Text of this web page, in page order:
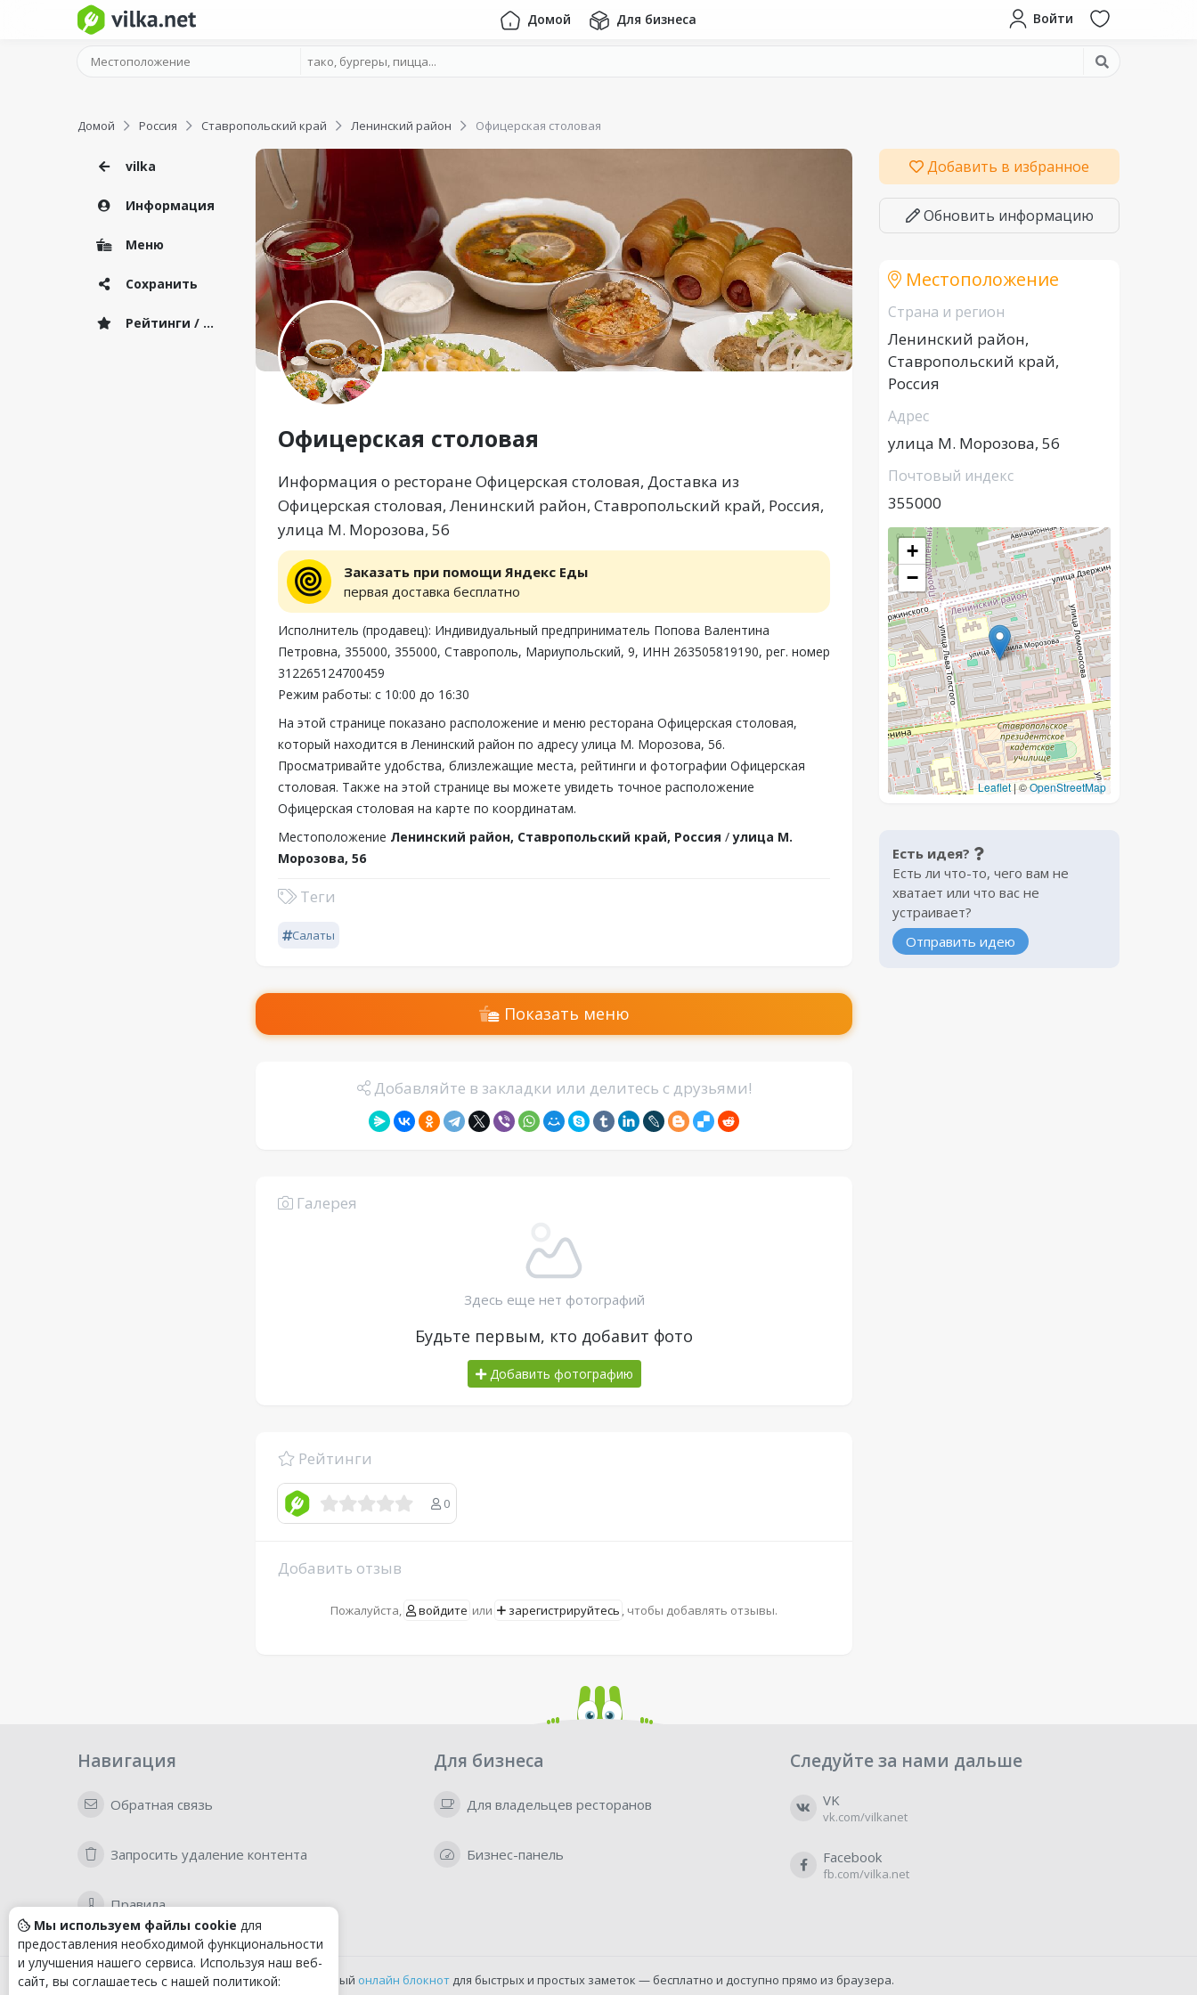
Домой Для бизнеса Войти
Домой Россия Ставропольский край Ленинский район Офицерская столовая
vilka
Информация
Меню
Сохранить
Рейтинги / Отзывы
Офицерская столовая
Информация о ресторане Офицерская столовая, Доставка из
Офицерская столовая, Ленинский район, Ставропольский край, Россия,
улица М. Морозова, 56
Заказать при помощи Яндекс Еды
первая доставка бесплатно
Исполнитель (продавец): Индивидуальный предприниматель Попова Валентина
Петровна, 355000, 355000, Ставрополь, Мариупольский, 9, ИНН 263505819190, рег. номер
312265124700459
Режим работы: с 10:00 до 16:30
На этой странице показано расположение и меню ресторана Офицерская столовая,
который находится в Ленинский район по адресу улица М. Морозова, 56.
Просматривайте удобства, близлежащие места, рейтинги и фотографии Офицерская
столовая. Также на этой странице вы можете увидеть точное расположение
Офицерская столовая на карте по координатам.
Местоположение Ленинский район, Ставропольский край, Россия /улица М.
Морозова, 56
Теги
Салаты
Показать меню
Добавляйте в закладки или делитесь с друзьями!
Галерея
Здесь еще нет фотографий
Будьте первым, кто добавит фото
Добавить фотографию
Рейтинги
0
Добавить отзыв
Пожалуйста, войдите или зарегистрируйтесь , чтобы добавлять отзывы.
Добавить в избранное
Обновить информацию
Местоположение
Страна и регион
Ленинский район,
Ставропольский край,
Россия
Адрес
улица М. Морозова, 56
Почтовый индекс
355000
+
−
Leaflet|©OpenStreetMap
Есть идея?
Есть ли что-то, чего вам не
хватает или что вас не
устраивает?
Отправить идею
Навигация
Обратная связь
Запросить удаление контента
Правила
Для бизнеса
Для владельцев ресторанов
Бизнес-панель
Следуйте за нами дальше
VK
vk.com/vilkanet
Facebook
fb.com/vilka.net
Удобный онлайн блокнотдля быстрых и простых заметок — бесплатно и доступно прямо из браузера.
Мы используем файлы cookie для
предоставления необходимой функциональности
и улучшения нашего сервиса. Используя наш веб-
сайт, вы соглашаетесь с нашей политикой: